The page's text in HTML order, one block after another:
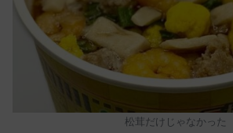
松茸だけじゃなかった